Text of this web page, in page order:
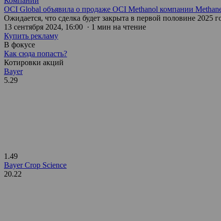
OCI Global объявила о продаже OCI Methanol компании
Ожидается, что сделка будет закрыта в первой половине 2025
13 сентября 2024, 16:00 · 1 мин на чтение
Купить рекламу
В фокусе
Как сюда попасть?
Котировки акций
Bayer
5.29
1.49
Bayer Crop Science
20.22